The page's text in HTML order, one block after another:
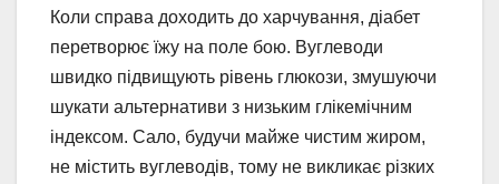
Коли справа доходить до харчування, діабет
перетворює їжу на поле бою. Вуглеводи
швидко підвищують рівень глюкози, змушуючи
шукати альтернативи з низьким глікемічним
індексом. Сало, будучи майже чистим жиром,
не містить вуглеводів, тому не викликає різких